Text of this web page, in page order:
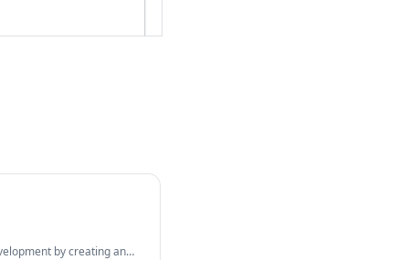
by creating an